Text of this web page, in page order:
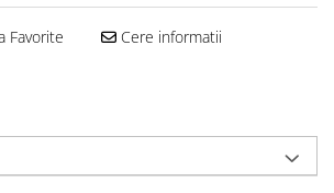
Favorite Cere informatii